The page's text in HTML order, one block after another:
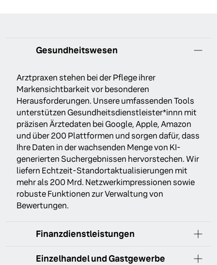
Gesundheitswesen
Arztpraxen stehen bei der Pflege ihrer
Markensichtbarkeit vor besonderen
Herausforderungen. Unsere umfassenden Tools
unterstützen Gesundheitsdienstleister*innn mit
präzisen Ärztedaten bei Google, Apple, Amazon
und über 200 Plattformen und sorgen dafür, dass
Ihre Daten in der wachsenden Menge von KI-
generierten Suchergebnissen hervorstechen. Wir
liefern Echtzeit-Standortaktualisierungen mit
mehr als 200 Mrd. Netzwerkimpressionen sowie
robuste Funktionen zur Verwaltung von
Bewertungen.
Finanzdienstleistungen
Einzelhandel und Gastgewerbe